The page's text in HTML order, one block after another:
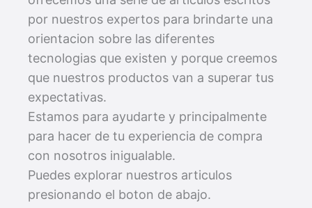
por nuestros expertos para brindarte una
orientacion sobre las diferentes
tecnologias que existen y porque creemos
que nuestros productos van a superar tus
expectativas.
Estamos para ayudarte y principalmente
para hacer de tu experiencia de compra
con nosotros inigualable.
Puedes explorar nuestros articulos
presionando el boton de abajo.